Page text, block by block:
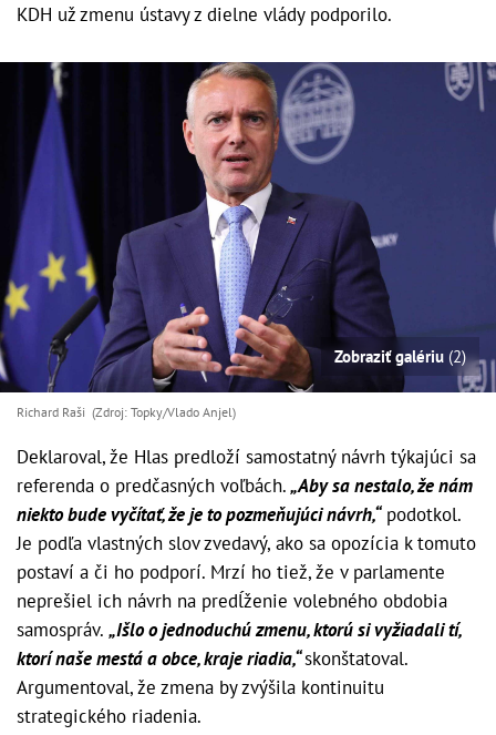
KDH už zmenu ústavy z dielne vlády podporilo.
Zobraziť galériu (2)
Richard Raši (Zdroj: Topky/Vlado Anjel)
Deklaroval, že Hlas predloží samostatný návrh týkajúci sa
referenda o predčasných voľbách.„Aby sa nestalo, že nám
niekto bude vyčítať, že je to pozmeňujúci návrh,“podotkol.
Je podľa vlastných slov zvedavý, ako sa opozícia k tomuto
postaví a či ho podporí. Mrzí ho tiež, že v parlamente
neprešiel ich návrh na predĺženie volebného obdobia
samospráv. „Išlo o jednoduchú zmenu, ktorú si vyžiadali tí,
ktorí naše mestá a obce, kraje riadia,“skonštatoval.
Argumentoval, že zmena by zvýšila kontinuitu
strategického riadenia.